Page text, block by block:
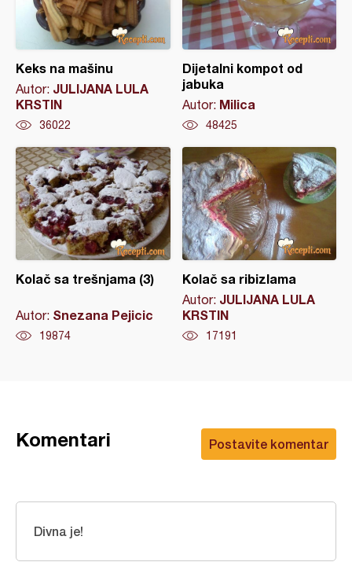
Keks na mašinu
Autor: JULIJANA LULA
KRSTIN
36022
Dijetalni kompot od
jabuka
Autor: Milica
48425
Kolač sa trešnjama (3)
Autor: Snezana Pejicic
19874
Kolač sa ribizlama
Autor: JULIJANA LULA
KRSTIN
17191
Postavite komentar
Komentari
Divna je!